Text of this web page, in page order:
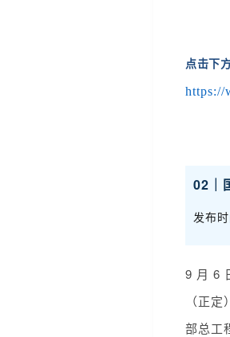
点击下
https://
02｜
发布
9 月 6
（正
部总工